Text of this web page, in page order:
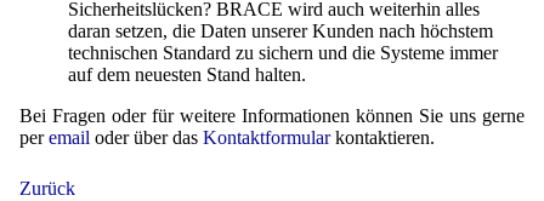
Sicherheitslücken? BRACE wird auch weiterhin alles
daran setzen, die Daten unserer Kunden nach höchstem
technischen Standard zu sichern und die Systeme immer
auf dem neuesten Stand halten.
Bei Fragen oder für weitere Informationen können Sie uns gerne
peremail oder über das Kontaktformularkontaktieren.
Zurück